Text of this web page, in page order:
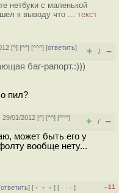
нетбуки с маленькой
к выводу что ... текст
[^] [^^] [^^^] [ответить]
+ / –
баг-рапорт.:)))
пил?
29/01/2012 [^] [^^] [^^^]
+ / –
может быть его у
вообще нету...
ответить] [ ﹢﹢﹢] [ · · ·]
–11